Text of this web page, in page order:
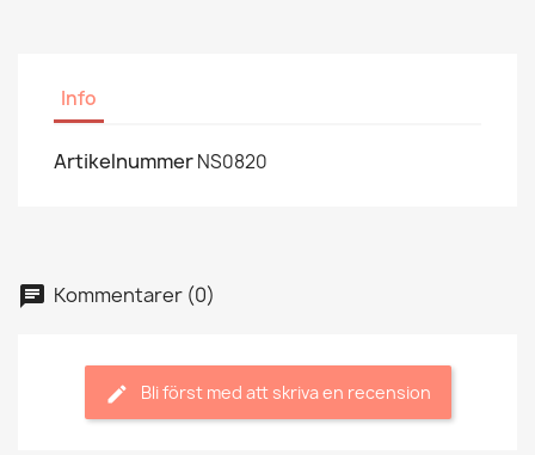
Info
ArtikelnummerNS0820
Kommentarer (0)
Bli först med att skriva en recension